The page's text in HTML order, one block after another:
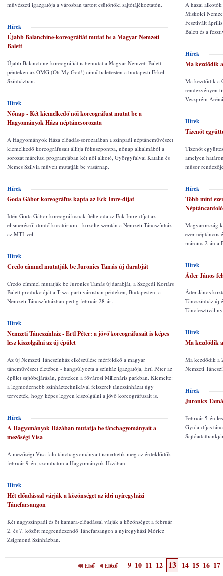
művészeti igazgatója a városban tartott csütörtöki sajtótájékoztatón.
Hírek
Újabb Balanchine-koreográfiát mutat be a Magyar Nemzeti
Balett
Újabb Balanchine-koreográfiát is bemutat a Magyar Nemzeti Balett
pénteken az OMG (Oh My God!) című balettesten a budapesti Erkel
Színházban.
Hírek
Nőnap - Két kiemelkedő női koreográfust mutat be a
Hagyományok Háza néptáncsorozata
A Hagyományok Háza előadás-sorozatában a színpadi néptáncművészet
kiemelkedő koreográfusait állítja fókuszpontba, nőnap alkalmából a
sorozat márciusi programjában két női alkotó, Györgyfalvai Katalin és
Nemes Szilvia műveit mutatják be vasárnap.
Hírek
Goda Gábor koreográfus kapta az Eck Imre-díjat
Idén Goda Gábor koreográfusnak ítélte oda az Eck Imre-díjat az
elismerésről döntő kuratórium - közölte szerdán a Nemzeti Táncszínház
az MTI-vel.
Hírek
Credo címmel mutatják be Juronics Tamás új darabját
Credo címmel mutatják be Juronics Tamás új darabját, a Szegedi Kortárs
Balett produkcióját a Tisza-parti városban pénteken, Budapesten, a
Nemzeti Táncszínházban pedig február 28-án.
Hírek
Nemzeti Táncszínház - Ertl Péter: a jövő koreográfusait is képes
lesz kiszolgálni az új épület
Az új Nemzeti Táncszínház elkészülése mérföldkő a magyar
táncművészet életében - hangsúlyozta a színház igazgatója, Ertl Péter az
épület sajtóbejárásán, pénteken a fővárosi Millenáris parkban. Kiemelte:
a legmodernebb színháztechnikával felszerelt táncszínházat úgy
tervezték, hogy képes legyen kiszolgálni a jövő koreográfusait is.
Hírek
A Hagyományok Házában mutatja be tánchagyományait a
mezőségi Visa
A mezőségi Visa falu tánchagyományait ismerhetik meg az érdeklődők
február 9-én, szombaton a Hagyományok Házában.
Hírek
Hét előadással várják a közönséget az idei nyíregyházi
Táncfarsangon
Két nagyszínpadi és öt kamara-előadással várják a közönséget a február
2. és 7. között megrendezendő Táncfarsangon a nyíregyházi Móricz
Zsigmond Színházban.
A hazai alkotók
Miskolci
Fesztivált
Balett és a
Hírek
Ma kezdődik
Ma kezdődik a
rendezvényen
Veszprém
Hírek
Tizenöt
Tizenöt
amelyen
műsor
Hírek
Több mint
Magyarország
ezer néptáncos
március 2-án a
Hírek
Áder János
Áder János
Táncszínház új
Táncfesztivál
Hírek
Ma kezdődik
Ma kezdődik a
Nemzeti
Hírek
Juronics
Február 5-én
Gyula-díjas
Első Előző 9 10 11 12 13 14 15 16 17